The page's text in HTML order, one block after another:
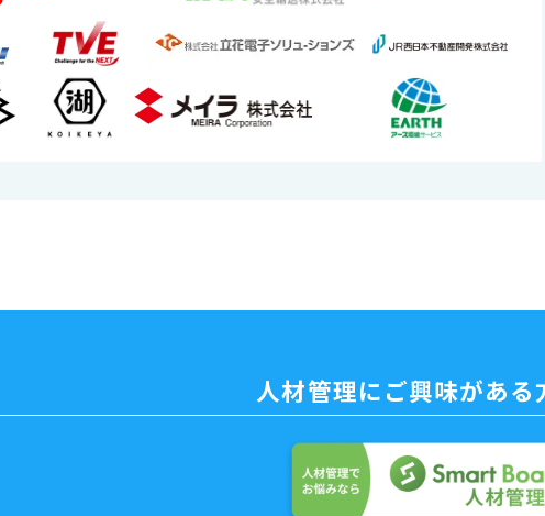
人材管理にご興味がある